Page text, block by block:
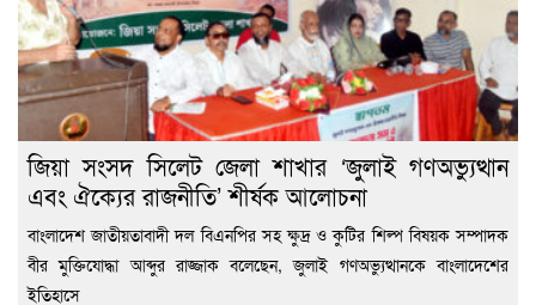
জিয়া সংসদ সিলেট জেলা শাখার ‘জুলাই গণঅভ্যুত্থান
এবং ঐক্যের রাজনীতি’ শীর্ষক আলোচনা
বাংলাদেশ জাতীয়তাবাদী দল বিএনপির সহ ক্ষুদ্র ও কুটির শিল্প বিষয়ক সম্পাদক
বীর মুক্তিযোদ্ধা আব্দুর রাজ্জাক বলেছেন, জুলাই গণঅভ্যুত্থানকে বাংলাদেশের
ইতিহাসে